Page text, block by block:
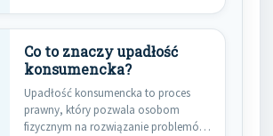
Co to znaczy upadłość
konsumencka?
Upadłość konsumencka to proces
prawny, który pozwala osobom
fizycznym na rozwiązanie problemów